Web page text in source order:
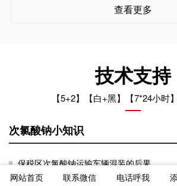
查看更多
技术支持
【5+2】【白+黑】【7*24小时
次氯酸钠小知识
保税区次氯酸钠运输车辆混装的后果
网站首页 联系微信 电话呼我